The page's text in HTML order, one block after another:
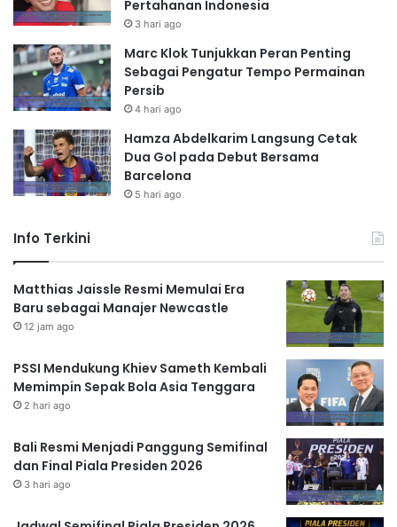
Pertahanan Indonesia
3 hari ago
Marc Klok Tunjukkan Peran Penting
Sebagai Pengatur Tempo Permainan
Persib
4 hari ago
Hamza Abdelkarim Langsung Cetak
Dua Gol pada Debut Bersama
Barcelona
5 hari ago
Info Terkini
Matthias Jaissle Resmi Memulai Era
Baru sebagai Manajer Newcastle
12 jam ago
PSSI Mendukung Khiev Sameth Kembali
Memimpin Sepak Bola Asia Tenggara
2 hari ago
Bali Resmi Menjadi Panggung Semifinal
dan Final Piala Presiden 2026
3 hari ago